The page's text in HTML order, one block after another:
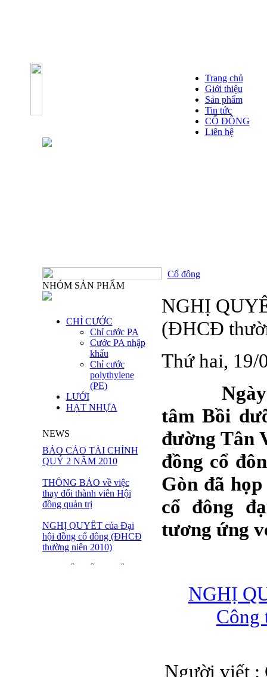
Trang chủ
Giới thiệu
Sản phẩm
Tin tức
CỔ ĐÔNG
Liên hệ
NHÓM SẢN PHẨM
CHỈ CƯỚC
Chỉ cước PA
Cước PA nhập
khẩu
Chỉ cước
polythylene
(PE)
LƯỚI
HẠT NHỰA
NEWS
BÁO CÁO TÀI CHÍNH
QUÝ 2 NĂM 2010
THÔNG BÁO về việc
thay đổi thành viên Hội
đồng quản trị
NGHỊ QUYẾT của Đại
hội đồng cổ đông (ĐHCĐ
thường niên 2010)
Cổ đông
NGHỊ
(ĐHCĐ
Thứ hai, 19/
Ngày
tâm Bồi
đường Tân
đồng cổ
Gòn đã
cổ đông
tương ứng
NGHỊ
Công
Người viết :